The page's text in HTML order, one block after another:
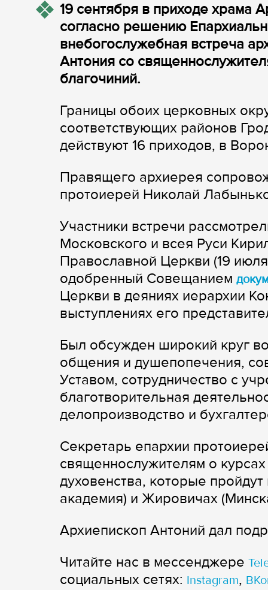
19 сентября в приходе храма
согласно решению
внебогослужебная встреча
Антония со
благочиний.
Границы обоих церковных
соответствующих районов
действуют 16 приходов, в
Правящего архиерея
протоиерей Николай
Участники встречи
Московского и всея Руси
Православной Церкви (19
одобренный Совещанием
Церкви в деяниях иерархии
выступлениях его
Был обсужден широкий круг
общения и душепопечения,
Уставом, сотрудничество с
благотворительная
делопроизводство и
Секретарь епархии
священнослужителям о
духовенства, которые
академия) и Жировичах
Архиепископ Антоний дал
Читайте нас в мессенджере
cоциальных сетях: Instagram,